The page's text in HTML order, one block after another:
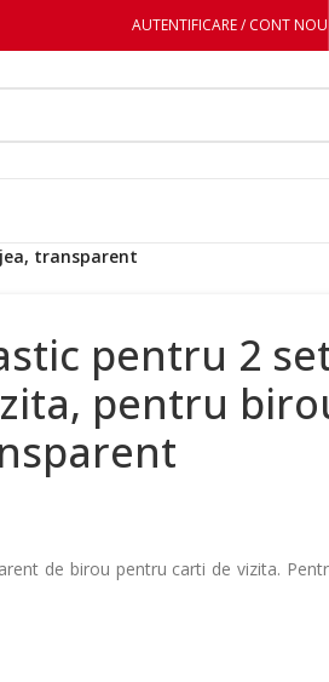
AUTENTIFICARE / CONT NOU
transparent
pentru 2
pentru
de birou pentru carti de vizita.